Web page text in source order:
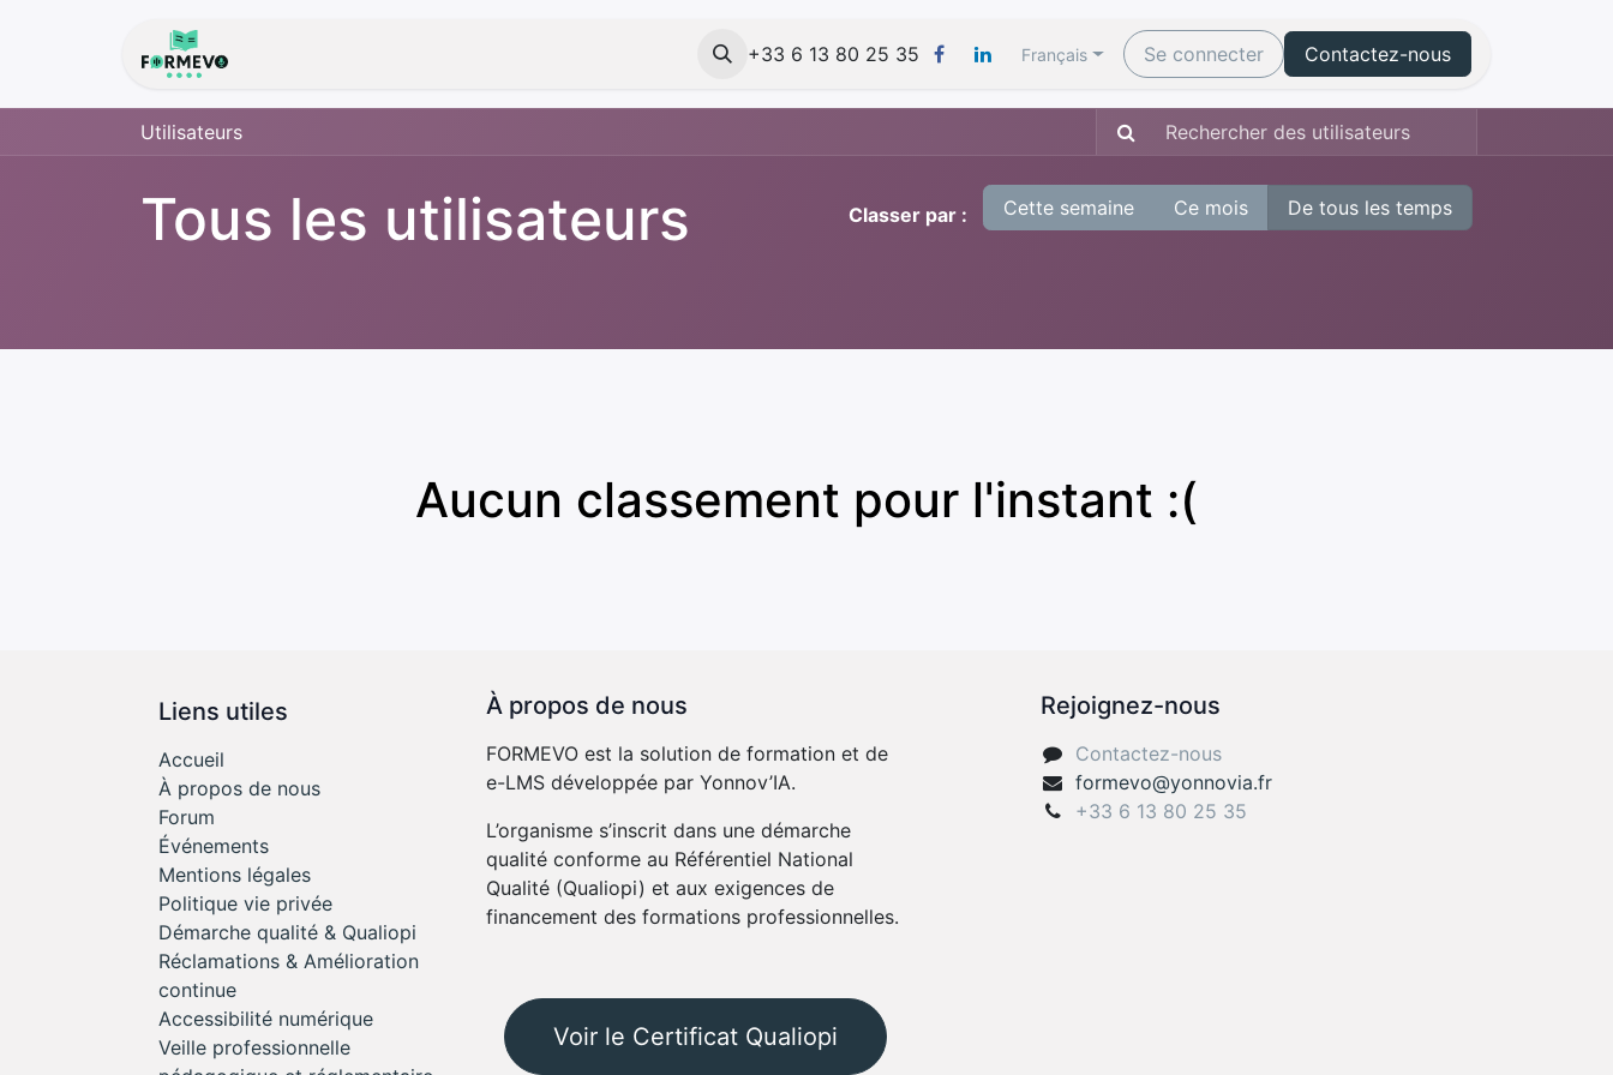
Formations Mes Cours Contact Événements Forum Modalités d’accès &
+33 6 13 80 25 35 Français Se connecter Contactez-nous
Utilisateurs
Tous les utilisateurs Classer par : Cette semaine Ce mois De tous les temps
Aucun classement pour l'instant :(
Liens utiles
Accueil
À propos de nous
Forum
Événements
Mentions légales
Politique vie privée
Démarche qualité & Qualiopi
Réclamations & Amélioration
continue
Accessibilité numérique
Veille professionnelle
À propos de nous
FORMEVO est la solution de formation et de
e-LMS développée par Yonnov’IA.
L’organisme s’inscrit dans une démarche
qualité conforme au Référentiel National
Qualité (Qualiopi) et aux exigences de
financement des formations professionnelles.
Voir le Certificat Qualiopi
Rejoignez-nous
Contactez-nous
formevo@yonnovia.fr
+33 6 13 80 25 35